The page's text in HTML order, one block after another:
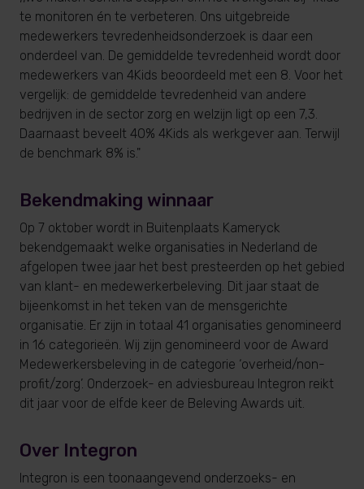
te monitoren én te verbeteren. Ons uitgebreide
medewerkers tevredenheidsonderzoek is daar een
onderdeel van. De gemiddelde tevredenheid wordt door
medewerkers van 4Kids beoordeeld met een 8. Voor het
vergelijk: de gemiddelde tevredenheid van andere
bedrijven in de sector zorg en welzijn ligt op een 7,3.
Daarnaast beveelt 40% 4Kids als werkgever aan. Terwijl
de benchmark 8% is."
Bekendmaking winnaar
Op 7 oktober wordt in Buitenplaats Kameryck
bekendgemaakt welke organisaties in Nederland de
afgelopen twee jaar het best presteerden op het gebied
van klant- en medewerkerbeleving. Dit jaar staat de
bijeenkomst in het teken van de mensgerichte
organisatie. Er zijn in totaal 41 organisaties genomineerd
in 16 categorieën. Wij zijn genomineerd voor de Award
Medewerkersbeleving in de categorie ‘overheid/non-
profit/zorg’. Onderzoek- en adviesbureau Integron reikt
dit jaar voor de elfde keer de Beleving Awards uit.
Over Integron
Integron is een toonaangevend onderzoeks- en